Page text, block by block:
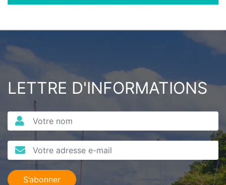
LETTRE D'INFORMATIONS
S’abonner